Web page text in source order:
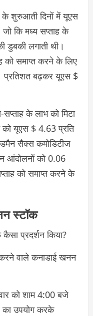
के शुरुआती दिनों में यूएस
कि मध्य सप्ताह के
डुबकी लगाती थी।
समाप्त करने के लिए
प्रतिशत बढ़कर यूएस $
के लाभ को मिटा
को यूएस $ 4.63 प्रति
सैक्स कमोडिटीज
आंदोलनों को 0.06
को समाप्त करने के
स्टॉक
प्रदर्शन किया?
वाले कनाडाई खनन
को शाम 4:00 बजे
का उपयोग करके